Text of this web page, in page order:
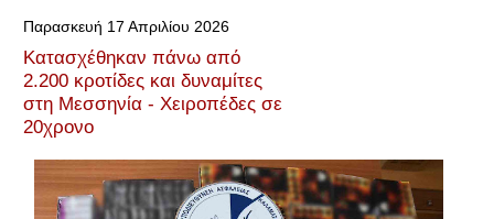
Παρασκευή 17 Απριλίου 2026
Κατασχέθηκαν πάνω από
2.200 κροτίδες και δυναμίτες
στη Μεσσηνία - Χειροπέδες σε
20χρονο